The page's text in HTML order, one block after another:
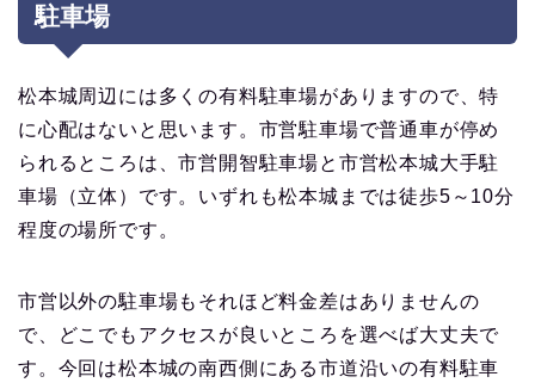
駐車場
松本城周辺には多くの有料駐車場がありますので、特
に心配はないと思います。市営駐車場で普通車が停め
られるところは、市営開智駐車場と市営松本城大手駐
車場（立体）です。いずれも松本城までは徒歩5～10分
程度の場所です。
市営以外の駐車場もそれほど料金差はありませんの
で、どこでもアクセスが良いところを選べば大丈夫で
す。今回は松本城の南西側にある市道沿いの有料駐車